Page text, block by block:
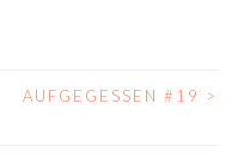
AUFGEGESSEN #19 >